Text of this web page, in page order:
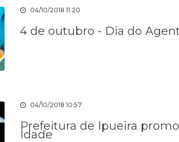
04/10/2018 11:20
4 de outubro - Dia do
04/10/2018 10:57
Prefeitura de Ipueira
Idade